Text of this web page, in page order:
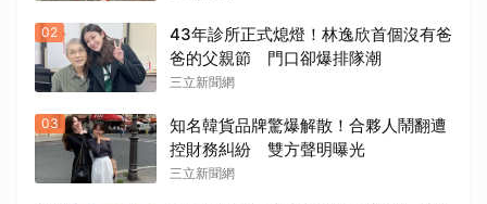
02
43年診所正式熄燈！林逸欣首個沒有爸
爸的父親節 門口卻爆排隊潮
三立新聞網
03
知名韓貨品牌驚爆解散！合夥人鬧翻遭
控財務糾紛 雙方聲明曝光
三立新聞網